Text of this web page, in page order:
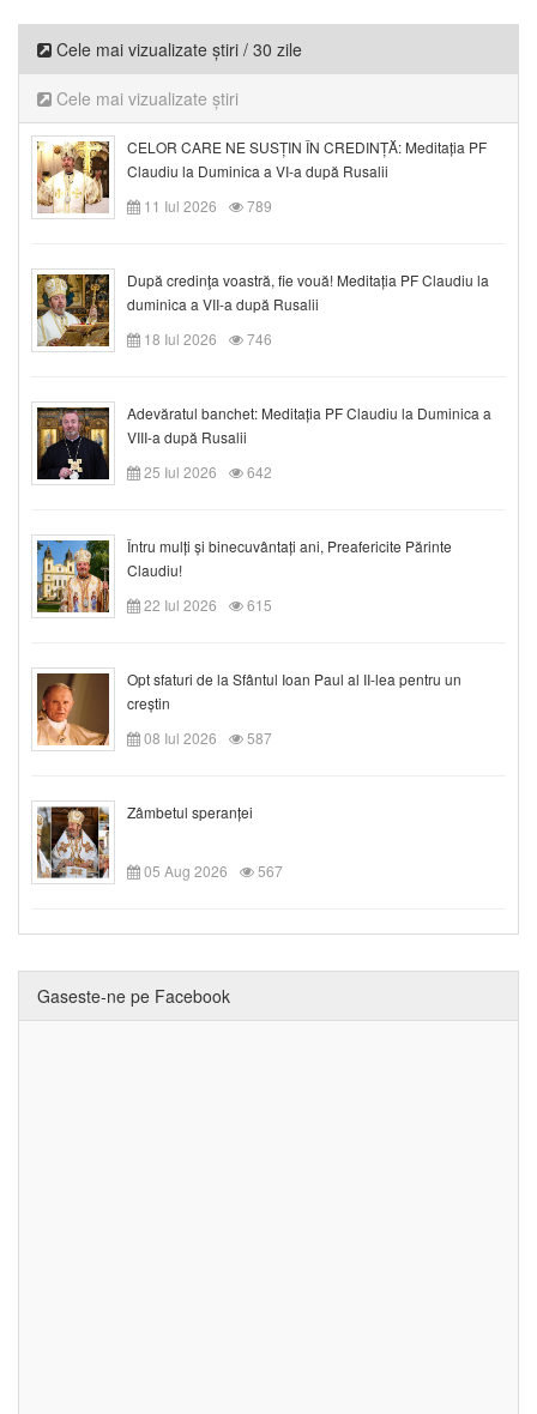
Cele mai vizualizate știri / 30 zile
Cele mai vizualizate știri
CELOR CARE NE SUSȚIN ÎN CREDINȚĂ: Meditația PF
Claudiu la Duminica a VI-a după Rusalii
11 Iul 2026
789
După credinţa voastră, fie vouă! Meditația PF Claudiu la
duminica a VII-a după Rusalii
18 Iul 2026
746
Adevăratul banchet: Meditația PF Claudiu la Duminica a
VIII-a după Rusalii
25 Iul 2026
642
Întru mulți și binecuvântați ani, Preafericite Părinte
Claudiu!
22 Iul 2026
615
Opt sfaturi de la Sfântul Ioan Paul al II-lea pentru un
creștin
08 Iul 2026
587
Zâmbetul speranței
05 Aug 2026 567
Gaseste-ne pe Facebook